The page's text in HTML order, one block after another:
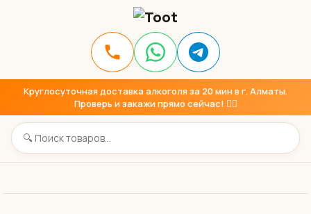
Круглосуточная доставка алкоголя за 20 мин в г. Алматы.
Проверь и закажи прямо сейчас! 👇🏼